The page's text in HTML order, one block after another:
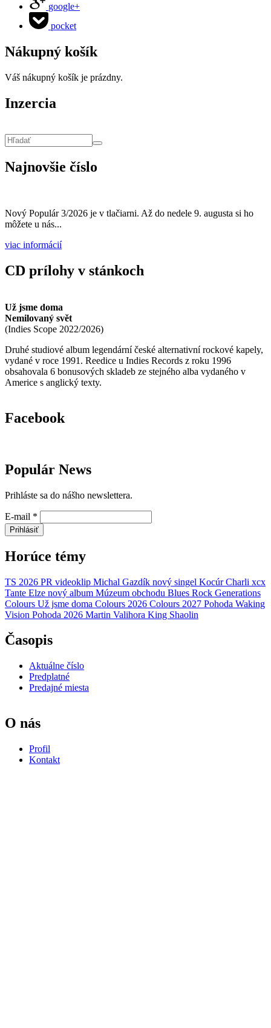
google+
pocket
Nákupný košík
Váš nákupný košík je prázdny.
Inzercia
Najnovšie číslo
Nový Populár 3/2026 je v tlačiarni. Až do nedele 9. augusta si ho
môžete u nás...
viac informácií
CD prílohy v stánkoch
Už jsme doma
Nemilovaný svět
(Indies Scope 2022/2026)
Druhé studiové album legendární české alternativní rockové kapely,
vydané v roce 1991. Reedice u Indies Records z roku 1996
obsahovala 6 bonusových skladeb ze stejného alba vydaného v
Americe s anglický texty.
Facebook
Populár News
Prihláste sa do nášho newslettera.
E-mail *
Prihlásiť
Horúce témy
TS 2026 PR videoklip Michal Gazdík nový singel Kocúr Charli xcx
Tante Elze nový album Múzeum obchodu Blues Rock Generations
Colours Už jsme doma Colours 2026 Colours 2027 Pohoda Waking
Vision Pohoda 2026 Martin Valihora King Shaolin
Časopis
Aktuálne číslo
Predplatné
Predajné miesta
O nás
Profil
Kontakt